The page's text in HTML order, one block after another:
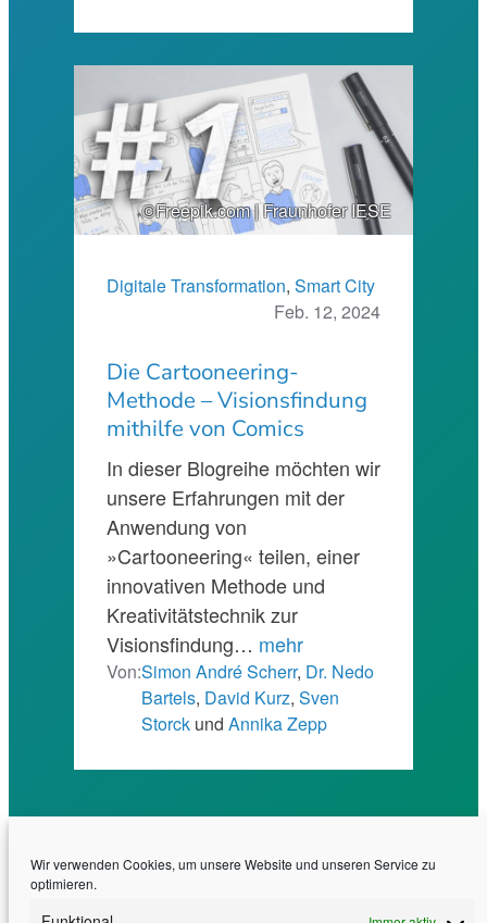
Wir verwenden Cookies, um unsere Website und unseren Service zu
optimieren.
©Freepik.com | Fraunhofer IESE
Digitale Transformation, Smart City
Feb. 12, 2024
Die Cartooneering-
Methode – Visionsfindung
mithilfe von Comics
In dieser Blogreihe möchten wir
unsere Erfahrungen mit der
Anwendung von
»Cartooneering« teilen, einer
innovativen Methode und
Kreativitätstechnik zur
Visionsfindung… mehr
Von:Simon André Scherr, Dr. Nedo
Bartels, David Kurz, Sven
Storck und Annika Zepp